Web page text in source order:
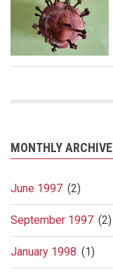
MONTHLY ARCHIVE
June 1997 (2)
September 1997 (2)
January 1998 (1)